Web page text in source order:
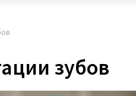
зубов